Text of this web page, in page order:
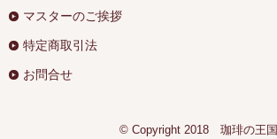
マスターのご挨拶
特定商取引法
お問合せ
© Copyright 2018 珈琲の王国